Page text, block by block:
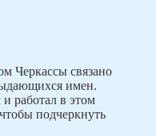
Черкассы связано
имен.
работал в этом
подчеркнуть